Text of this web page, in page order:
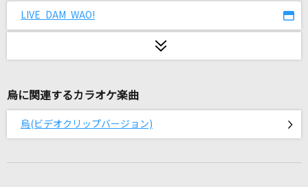
DECO*27
[生音]希望の轍
LIVE DAM WAO!
烏に関連するカラオケ楽曲
烏(ビデオクリップバージョン)